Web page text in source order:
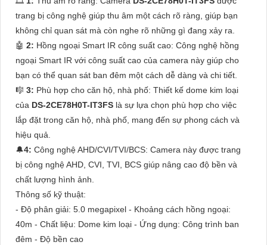
trang bị công nghệ giúp thu âm một cách rõ ràng, giúp bạn
không chỉ quan sát mà còn nghe rõ những gì đang xảy ra.
🤖️ 2: Hồng ngoại Smart IR công suất cao: Công nghệ hồng
ngoại Smart IR với công suất cao của camera này giúp cho
bạn có thể quan sát ban đêm một cách dễ dàng và chi tiết.
🎼️ 3: Phù hợp cho căn hộ, nhà phố: Thiết kế dome kim loại
của DS-2CE78H0T-IT3FS là sự lựa chọn phù hợp cho việc
lắp đặt trong căn hộ, nhà phố, mang đến sự phong cách và
hiệu quả.
🔔4: Công nghệ AHD/CVI/TVI/BCS: Camera này được trang
bị công nghệ AHD, CVI, TVI, BCS giúp nâng cao độ bền và
chất lượng hình ảnh.
Thông số kỹ thuật:
- Độ phân giải: 5.0 megapixel - Khoảng cách hồng ngoại:
40m - Chất liệu: Dome kim loại - Ứng dụng: Công trình ban
đêm - Độ bền cao